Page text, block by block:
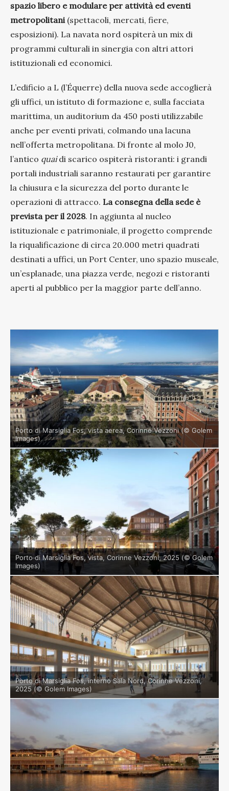
spazio libero e modulare per attività ed eventi
metropolitani(spettacoli, mercati, fiere,
esposizioni). La navata nord ospiterà un mix di
programmi culturali in sinergia con altri attori
istituzionali ed economici.
L’edificio a L (l’Équerre) della nuova sede accoglierà
gli uffici, un istituto di formazione e, sulla facciata
marittima, un auditorium da 450 posti utilizzabile
anche per eventi privati, colmando una lacuna
nell’offerta metropolitana. Di fronte al molo J0,
l’antico quaidi scarico ospiterà ristoranti: i grandi
portali industriali saranno restaurati per garantire
la chiusura e la sicurezza del porto durante le
operazioni di attracco. La consegna della sede è
prevista per il 2028. In aggiunta al nucleo
istituzionale e patrimoniale, il progetto comprende
la riqualificazione di circa 20.000 metri quadrati
destinati a uffici, un Port Center, uno spazio museale,
un’esplanade, una piazza verde, negozi e ristoranti
aperti al pubblico per la maggior parte dell’anno.
Porto di Marsiglia Fos, vista aerea, Corinne Vezzoni (© Golem
Images)
Porto di Marsiglia Fos, vista, Corinne Vezzoni, 2025 (© Golem
Images)
Porto di Marsiglia Fos, interno Sala Nord, Corinne Vezzoni,
2025 (© Golem Images)